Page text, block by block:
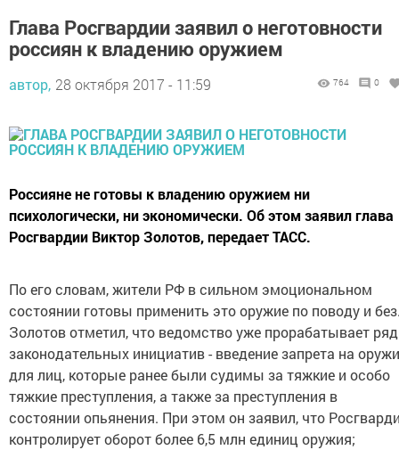
Глава Росгвардии заявил о неготовности
россиян к владению оружием
автор, 28 октября 2017 - 11:59 764 0
Россияне не готовы к владению оружием ни
психологически, ни экономически. Об этом заявил глава
Росгвардии Виктор Золотов, передает ТАСС.
По его словам, жители РФ в сильном эмоциональном
состоянии готовы применить это оружие по поводу и
Золотов отметил, что ведомство уже прорабатывает ряд
законодательных инициатив - введение запрета на
для лиц, которые ранее были судимы за тяжкие и особо
тяжкие преступления, а также за преступления в
состоянии опьянения. При этом он заявил, что
контролирует оборот более 6,5 млн единиц оружия;